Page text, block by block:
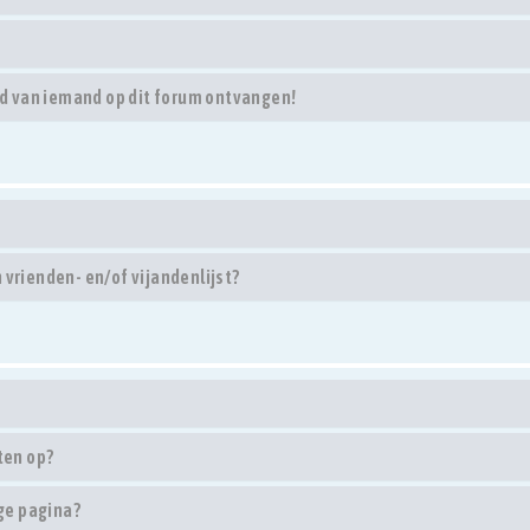
van iemand op dit forum ontvangen!
vrienden- en/of vijandenlijst?
op?
pagina?